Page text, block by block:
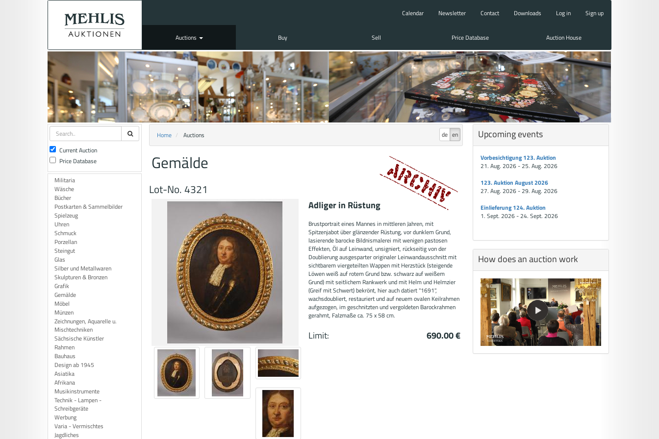
Calendar Newsletter Contact Downloads Log in Sign up
Auctions Buy Sell Price Database Auction House
Current Auction
Price Database
Militaria
Wäsche
Bücher
Postkarten & Sammelbilder
Spielzeug
Uhren
Schmuck
Porzellan
Steingut
Glas
Silber und Metallwaren
Skulpturen & Bronzen
Grafik
Gemälde
Möbel
Münzen
Zeichnungen, Aquarelle u.
Mischtechniken
Sächsische Künstler
Rahmen
Bauhaus
Design ab 1945
Asiatika
Afrikana
Musikinstrumente
Technik - Lampen -
Schreibgeräte
Werbung
Varia - Vermischtes
Jagdliches
de en
Home Auctions
Gemälde
Lot-No. 4321
Adliger in Rüstung
Brustportrait eines Mannes in mittleren Jahren, mit
Spitzenjabot über glänzender Rüstung, vor dunklem Grund,
lasierende barocke Bildnismalerei mit wenigen pastosen
Effekten, Öl auf Leinwand, unsigniert, rückseitig von der
Doublierung ausgesparter originaler Leinwandausschnitt mit
sichtbarem viergeteilten Wappen mit Herzstück (steigende
Löwen weiß auf rotem Grund bzw. schwarz auf weißem
Grund) mit seitlichem Rankwerk und mit Helm und Helmzier
(Greif mit Schwert) bekrönt, hier auch datiert "1691",
wachsdoubliert, restauriert und auf neuem ovalen Keilrahmen
aufgezogen, im geschnitzten und vergoldeten Barockrahmen
gerahmt, Falzmaße ca. 75 x 58 cm.
Limit: 690.00 €
Upcoming events
Vorbesichtigung 123. Auktion
21. Aug. 2026 - 25. Aug. 2026
123. Auktion August 2026
27. Aug. 2026 - 29. Aug. 2026
Einlieferung 124. Auktion
1. Sept. 2026 - 24. Sept. 2026
How does an auction work